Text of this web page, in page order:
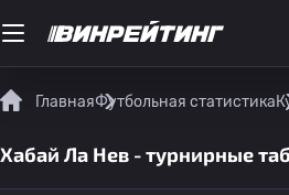
ГлавнаяФутбольная статистика
Хабай Ла Нев - турнирные